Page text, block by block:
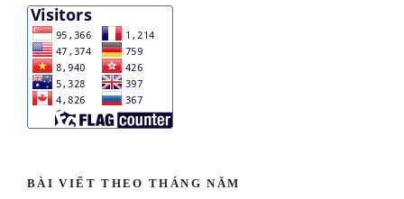
BÀI VIẾT THEO THÁNG NĂM